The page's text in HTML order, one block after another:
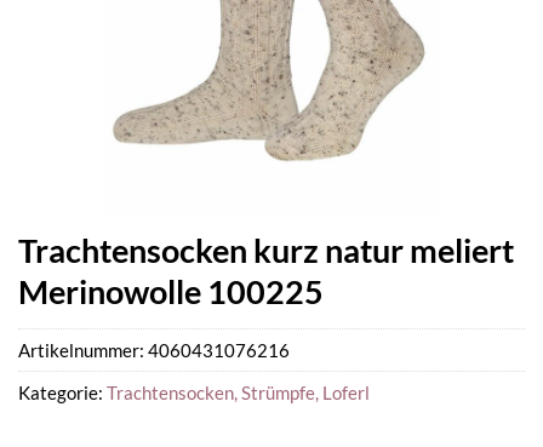
Trachtensocken kurz natur meliert
Merinowolle 100225
Artikelnummer: 4060431076216
Kategorie: Trachtensocken, Strümpfe, Loferl